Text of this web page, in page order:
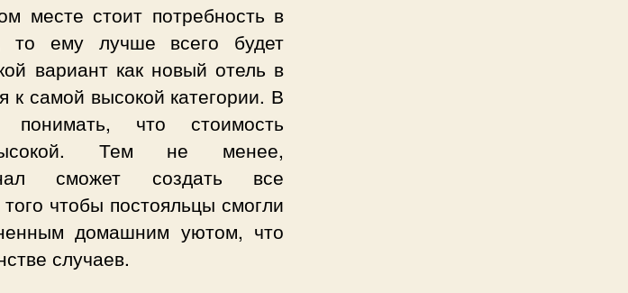
месте стоит потребность в
то ему лучше всего будет
вариант как новый отель в
к самой высокой категории. В
что стоимость
Тем не менее,
сможет создать все
чтобы постояльцы смогли
домашним уютом, что
случаев.